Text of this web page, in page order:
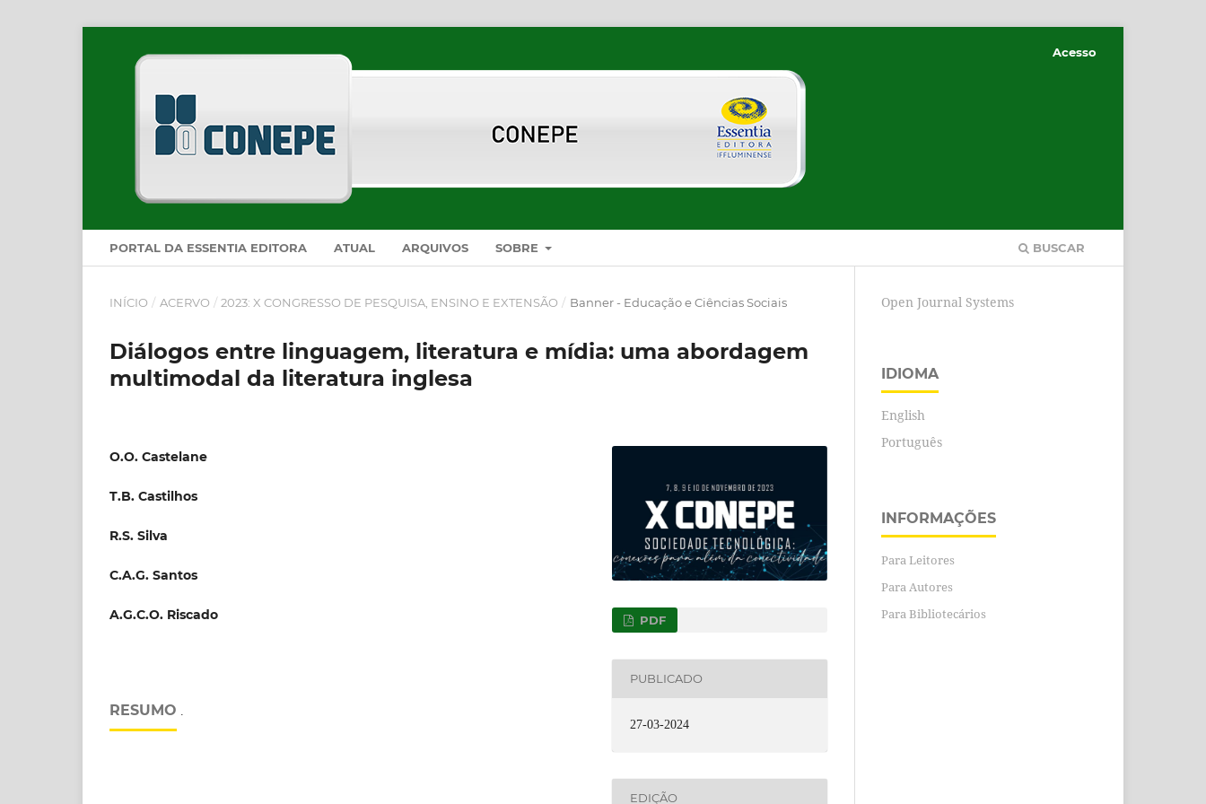
PORTAL DA ESSENTIA EDITORA ATUAL ARQUIVOS SOBRE BUSCAR
Acesso
INÍCIO / ACERVO / 2023: X CONGRESSO DE PESQUISA, ENSINO E EXTENSÃO / Banner - Educação e Ciências Sociais
Diálogos entre linguagem, literatura e mídia: uma abordagem
multimodal da literatura inglesa
O.O. Castelane
T.B. Castilhos
R.S. Silva
C.A.G. Santos
A.G.C.O. Riscado
RESUMO .
PDF
PUBLICADO
27-03-2024
EDIÇÃO
Open Journal Systems
IDIOMA
English
Português
INFORMAÇÕES
Para Leitores
Para Autores
Para Bibliotecários